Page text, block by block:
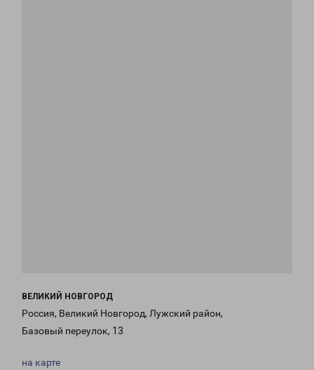
ВЕЛИКИЙ НОВГОРОД
Россия, Великий Новгород, Лужский район,
Базовый переулок, 13
на карте